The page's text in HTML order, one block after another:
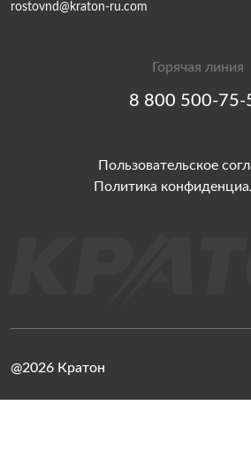
rostovnd@kraton-ru.com
Горячая линия
8 800 500-75-
Пользовательское
Политика
@2026 Кратон